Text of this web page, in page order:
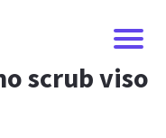
scrub viso